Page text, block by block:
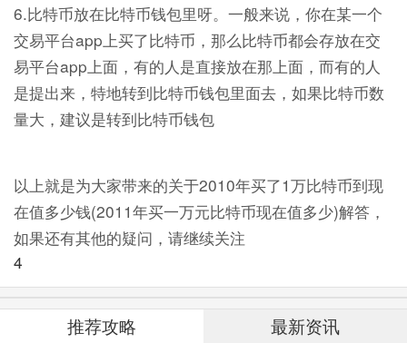
6.比特币放在比特币钱包里呀。一般来说，你在某一个
交易平台app上买了比特币，那么比特币都会存放在交
易平台app上面，有的人是直接放在那上面，而有的人
是提出来，特地转到比特币钱包里面去，如果比特币数
量大，建议是转到比特币钱包
以上就是为大家带来的关于2010年买了1万比特币到现
在值多少钱(2011年买一万元比特币现在值多少)解答，
如果还有其他的疑问，请继续关注
4
推荐攻略 最新资讯